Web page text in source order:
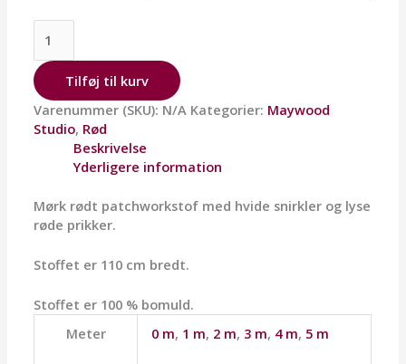
Tilføj til kurv
Varenummer (SKU): N/A Kategorier: Maywood
Studio, Rød
Beskrivelse
Yderligere information
Mørk rødt patchworkstof med hvide snirkler og lyse
røde prikker.
Stoffet er 110 cm bredt.
Stoffet er 100 % bomuld.
Meter
0 m, 1 m, 2 m, 3 m, 4 m, 5 m